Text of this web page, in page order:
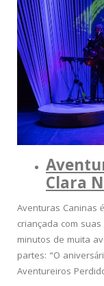
Clara
Aventuras Caninas
criançada com
minutos de muita
partes: “O
Aventureiros